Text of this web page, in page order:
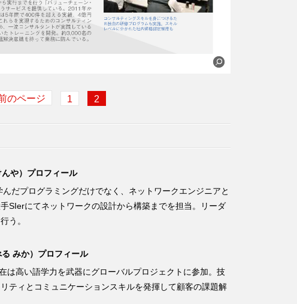
のページ 1 2
や）プロフィール
だプログラミングだけでなく、ネットワークエンジニアと
SIerにてネットワークの設計から構築までを担当。リーダ
う。
みか）プロフィール
は高い語学力を武器にグローバルプロジェクトに参加。技
ティとコミュニケーションスキルを発揮して顧客の課題解